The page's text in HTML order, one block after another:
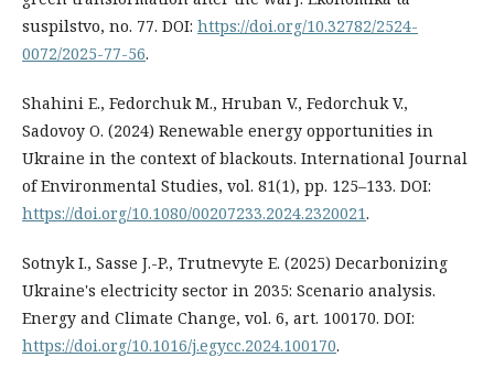
suspilstvo, no. 77. DOI: https://doi.org/10.32782/2524-
0072/2025-77-56.
Shahini E., Fedorchuk M., Hruban V., Fedorchuk V.,
Sadovoy O. (2024) Renewable energy opportunities in
Ukraine in the context of blackouts. International Journal
of Environmental Studies, vol. 81(1), pp. 125–133. DOI:
https://doi.org/10.1080/00207233.2024.2320021.
Sotnyk I., Sasse J.-P., Trutnevyte E. (2025) Decarbonizing
Ukraine's electricity sector in 2035: Scenario analysis.
Energy and Climate Change, vol. 6, art. 100170. DOI:
https://doi.org/10.1016/j.egycc.2024.100170.